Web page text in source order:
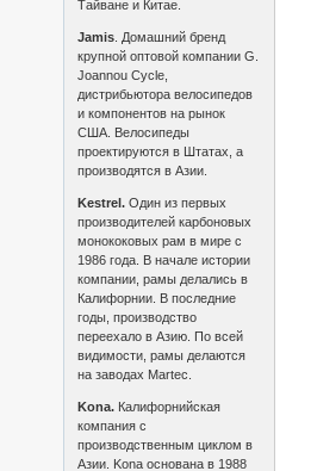
Тайване и Китае.
Jamis . Домашний бренд
крупной оптовой компании G.
Joannou Cycle,
дистрибьютора велосипедов
и компонентов на рынок
США. Велосипеды
проектируются в Штатах, а
производятся в Азии.
Kestrel. Один из первых
производителей карбоновых
монококовых рам в мире с
1986 года. В начале истории
компании, рамы делались в
Калифорнии. В последние
годы, производство
переехало в Азию. По всей
видимости, рамы делаются
на заводах Martec.
Kona. Калифорнийская
компания с
производственным циклом в
Азии. Kona основана в 1988